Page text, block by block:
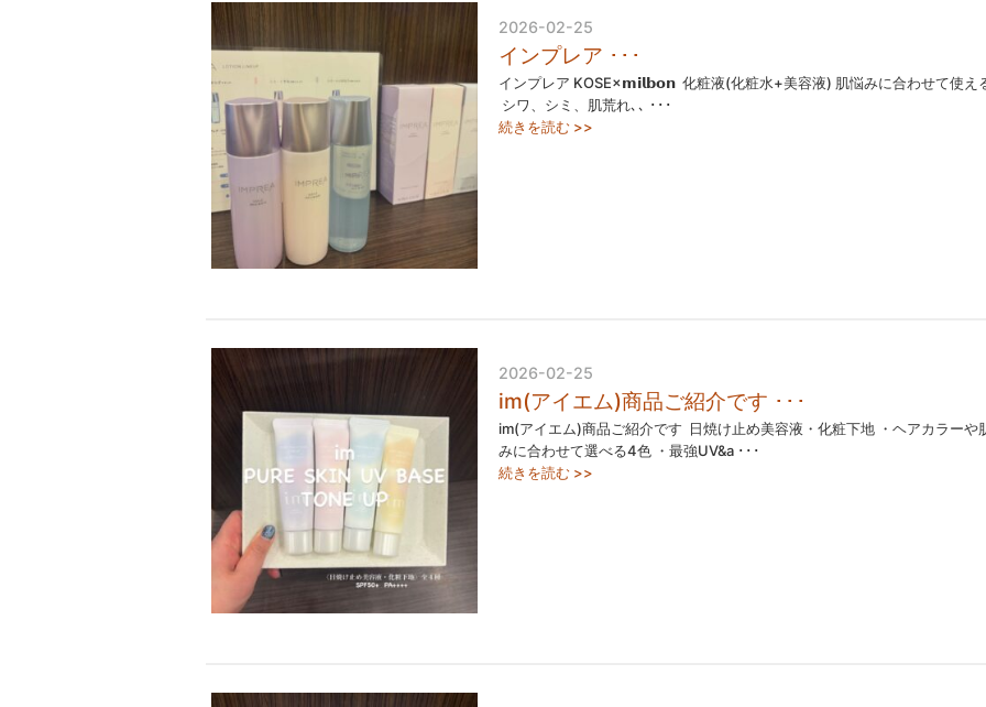
2026-02-25
インプレア ･･･
インプレア KOSE×𝗺𝗶𝗹𝗯𝗼𝗻 ⁡ 化粧液(化粧水+美容液) 肌悩みに合わせて使え
⁡ シワ、シミ、肌荒れ､､ ･･･
続きを読む >>
2026-02-25
im(アイエム)商品ご紹介です ･･･
im(アイエム)商品ご紹介です ⁡ 日焼け止め美容液・化粧下地 ・ヘアカラーや
みに合わせて選べる4色 ・最強UV&a ･･･
続きを読む >>